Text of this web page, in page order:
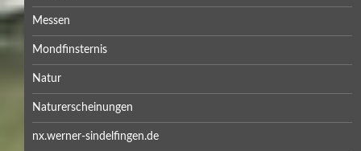
Messen
Mondfinsternis
Natur
Naturerscheinungen
nx.werner-sindelfingen.de